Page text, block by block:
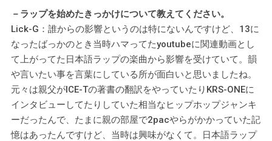
－ラップを始めたきっかけについて教えてください。
Lick-G：誰からの影響というのは特にないんですけど、13に
なったばっかのとき当時ハマってたyoutubeに関連動画とし
て上がってた日本語ラップの楽曲から影響を受けていて。韻
や言いたい事を言葉にしている所が面白いと思いましたね。
元々は親父がICE-Tの著書の翻訳をやっていたりKRS-ONEに
インタビューしてたりしていた相当なヒップホップジャンキ
ーだったんで、たまに親の部屋で2pacやらがかかっていた記
憶はあったんですけど、当時は興味がなくて。日本語ラップ